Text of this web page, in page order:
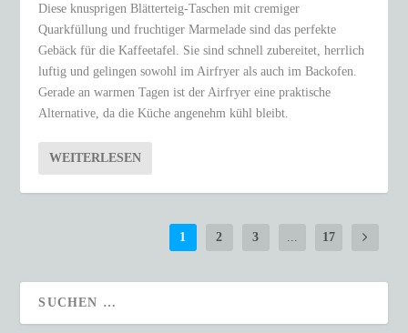
Diese knusprigen Blätterteig-Taschen mit cremiger
Quarkfüllung und fruchtiger Marmelade sind das perfekte
Gebäck für die Kaffeetafel. Sie sind schnell zubereitet, herrlich
luftig und gelingen sowohl im Airfryer als auch im Backofen.
Gerade an warmen Tagen ist der Airfryer eine praktische
Alternative, da die Küche angenehm kühl bleibt.
WEITERLESEN
1 2 3 ... 17